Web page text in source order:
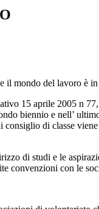
il mondo del lavoro è
15 aprile 2005 n
biennio e nell’
di classe
di studi e le
convenzioni con le